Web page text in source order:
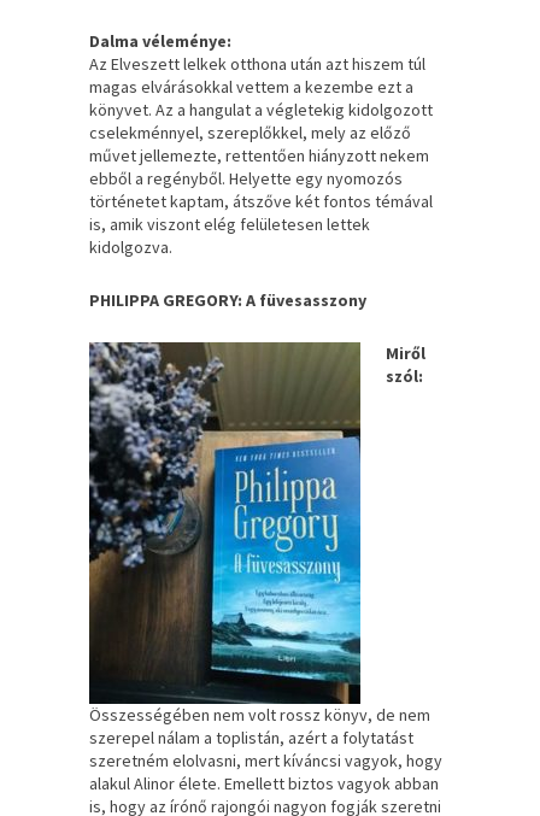
Dalma véleménye:
Az Elveszett lelkek otthona után azt hiszem túl
magas elvárásokkal vettem a kezembe ezt a
könyvet. Az a hangulat a végletekig kidolgozott
cselekménnyel, szereplőkkel, mely az előző
művet jellemezte, rettentően hiányzott nekem
ebből a regényből. Helyette egy nyomozós
történetet kaptam, átszőve két fontos témával
is, amik viszont elég felületesen lettek
kidolgozva.
PHILIPPA GREGORY: A füvesasszony
Miről
szól:
Összességében nem volt rossz könyv, de nem
szerepel nálam a toplistán, azért a folytatást
szeretném elolvasni, mert kíváncsi vagyok, hogy
alakul Alinor élete. Emellett biztos vagyok abban
is, hogy az írónő rajongói nagyon fogják szeretni